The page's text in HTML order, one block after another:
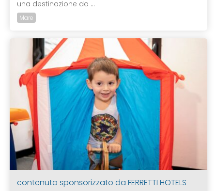
una destinazione da ...
Mare
contenuto sponsorizzato da FERRETTI HOTELS